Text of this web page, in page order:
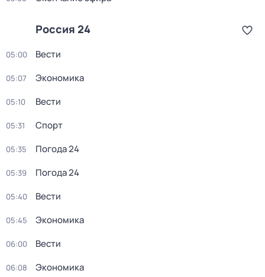
Россия 24
05:00 Вести
05:07 Экономика
05:10 Вести
05:31 Спорт
05:35 Погода 24
05:39 Погода 24
05:40 Вести
05:45 Экономика
06:00 Вести
06:08 Экономика